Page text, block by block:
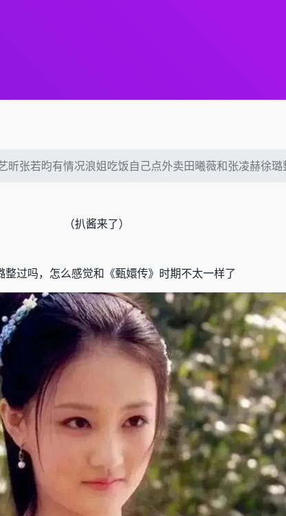
昕张若昀有情况浪姐吃饭自己点外卖田曦薇和张凌赫徐
（扒酱来了）
整过吗，怎么感觉和 《甄嬛传》 时期不太一样了